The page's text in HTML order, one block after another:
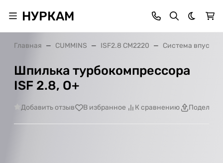
НУРКАМ Темная
Главная CUMMINS ISF2.8 CM2220 Система впуска
Шпилька турбокомпрессора
ISF 2.8, О+
Добавить отзыв В избранное К сравнению